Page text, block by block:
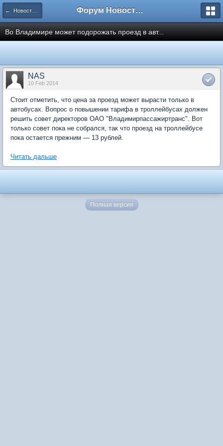
← Новости рынка недвижимости Форум Новостройки
Во Владимире может подорожать проезд в авт...
NAS
10 Feb 2014
Стоит отметить, что цена за проезд может вырасти только в
автобусах. Вопрос о повышении тарифа в троллейбусах должен
решить совет директоров ОАО "Владимирпассажиртранс". Вот
только совет пока не собрался, так что проезд на троллейбусе
пока остается прежним — 13 рублей.
Читать дальше
Полная версия